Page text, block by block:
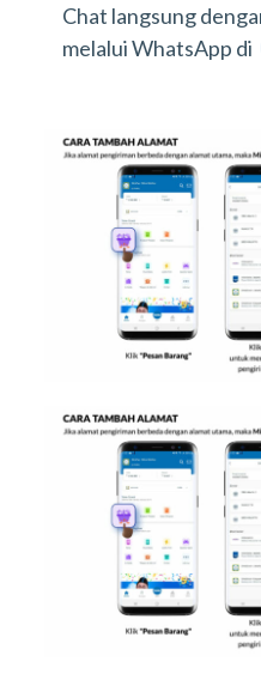
Chat langsung
melalui WhatsApp di